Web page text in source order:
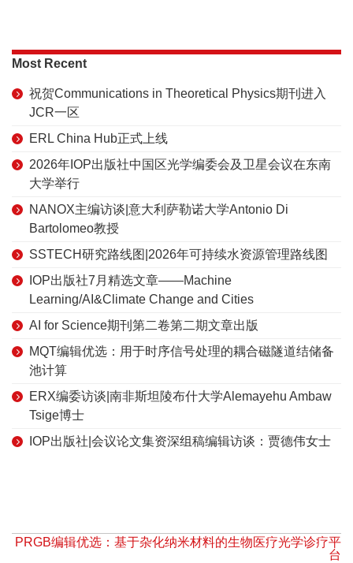
Most Recent
祝贺Communications in Theoretical Physics期刊进入
JCR一区
ERL China Hub正式上线
2026年IOP出版社中国区光学编委会及卫星会议在东南
大学举行
NANOX主编访谈|意大利萨勒诺大学Antonio Di
Bartolomeo教授
SSTECH研究路线图|2026年可持续水资源管理路线图
IOP出版社7月精选文章——Machine
Learning/AI&Climate Change and Cities
AI for Science期刊第二卷第二期文章出版
MQT编辑优选：用于时序信号处理的耦合磁隧道结储备
池计算
ERX编委访谈|南非斯坦陵布什大学Alemayehu Ambaw
Tsige博士
IOP出版社|会议论文集资深组稿编辑访谈：贾德伟女士
PRGB编辑优选：基于杂化纳米材料的生物医疗光学诊疗平
台